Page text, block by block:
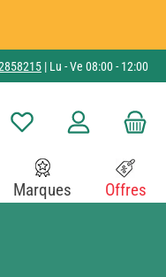
| Lu - Ve 08:00 - 12:00
Vous avez 0 articles dans
Marques Offres